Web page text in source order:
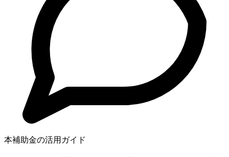
本補助金の活用ガイド